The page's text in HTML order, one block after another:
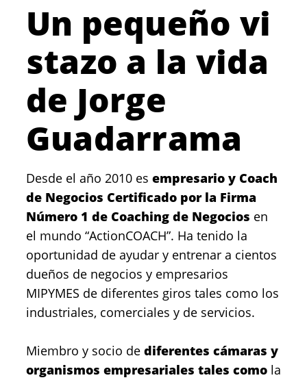
Un pequeño vi
stazo a la vida
de Jorge
Guadarrama
Desde el año 2010 es empresario y Coach
de Negocios Certificado por la Firma
Número 1 de Coaching de Negocios en
el mundo “ActionCOACH”. Ha tenido la
oportunidad de ayudar y entrenar a cientos
dueños de negocios y empresarios
MIPYMES de diferentes giros tales como los
industriales, comerciales y de servicios.
Miembro y socio de diferentes cámaras y
organismos empresariales tales como la